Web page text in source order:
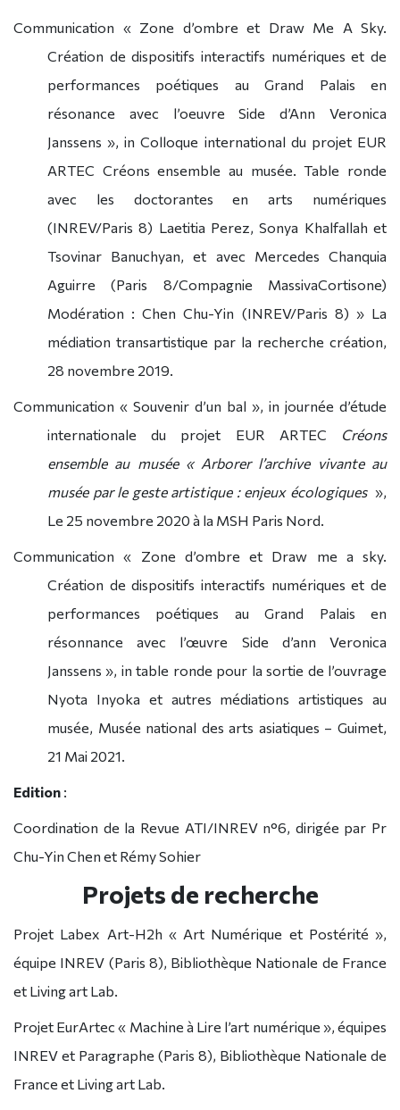
Communication « Zone d’ombre et Draw Me A Sky.
Création de dispositifs interactifs numériques et de
performances poétiques au Grand Palais en
résonance avec l’oeuvre Side d’Ann Veronica
Janssens », in Colloque international du projet EUR
ARTEC Créons ensemble au musée. Table ronde
avec les doctorantes en arts numériques
(INREV/Paris 8) Laetitia Perez, Sonya Khalfallah et
Tsovinar Banuchyan, et avec Mercedes Chanquia
Aguirre (Paris 8/Compagnie MassivaCortisone)
Modération : Chen Chu-Yin (INREV/Paris 8) » La
médiation transartistique par la recherche création,
28 novembre 2019.
Communication « Souvenir d’un bal », in journée d’étude
internationale du projet EUR ARTEC
Créons
ensemble au musée « Arborer l’archive vivante au
musée par le geste artistique : enjeux écologiques »,
Le 25 novembre 2020 à la MSH Paris Nord.
Communication « Zone d’ombre et Draw me a sky.
Création de dispositifs interactifs numériques et de
performances poétiques au Grand Palais en
résonnance avec l’œuvre Side d’ann Veronica
Janssens », in table ronde pour la sortie de l’ouvrage
Nyota Inyoka et autres médiations artistiques au
musée, Musée national des arts asiatiques – Guimet,
21 Mai 2021.
Edition :
Coordination de la Revue ATI/INREV n°6, dirigée par Pr
Chu-Yin Chen et Rémy Sohier
Projets de recherche
Projet Labex Art-H2h « Art Numérique et Postérité »,
équipe INREV (Paris 8), Bibliothèque Nationale de France
et Living art Lab.
Projet EurArtec « Machine à Lire l’art numérique », équipes
INREV et Paragraphe (Paris 8), Bibliothèque Nationale de
France et Living art Lab.